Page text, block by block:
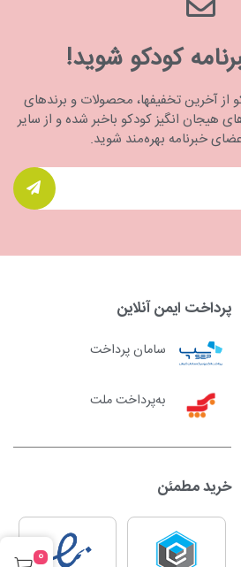
کودکو شوید!
از آخرین تخفیفها، محصولات و برندهای
هیجان انگیز کودکو باخبر شده و از سایر
خبرنامه بهره‌مند شوید.
پرداخت ایمن آنلاین
سامان پرداخت
به‌پرداخت ملت
خرید مطمئن
0